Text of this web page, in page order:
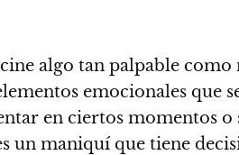
algo tan palpable
emocionales que
en ciertos momentos
un maniquí que tiene